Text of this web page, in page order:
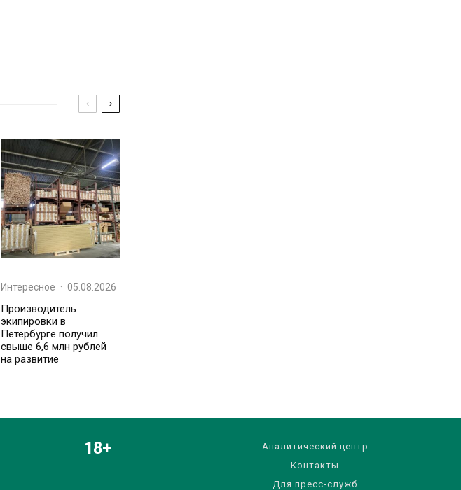
Интересное · 05.08.2026
Производитель
экипировки в
Петербурге получил
свыше 6,6 млн рублей
на развитие
18+
Аналитический центр
Контакты
Для пресс-служб